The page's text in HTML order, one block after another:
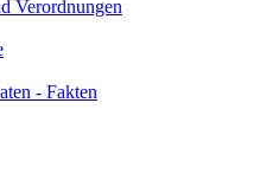
Verordnungen
- Fakten